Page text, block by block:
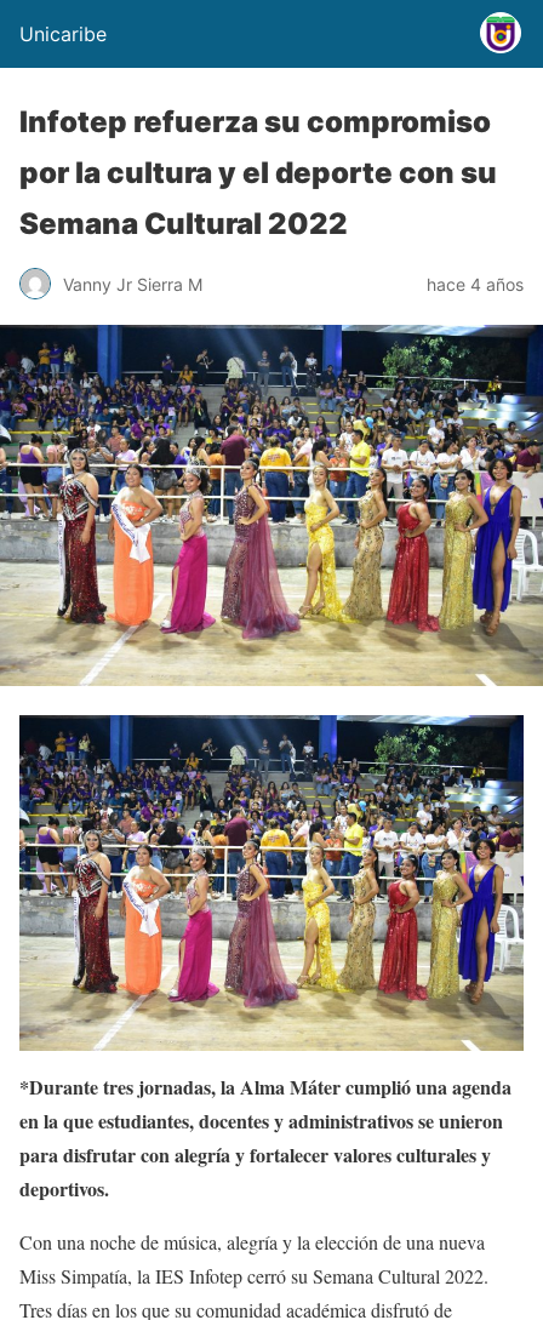
Unicaribe
Infotep refuerza su compromiso
por la cultura y el deporte con su
Semana Cultural 2022
Vanny Jr Sierra M hace 4 años
*Durante tres jornadas, la Alma Máter cumplió una agenda
en la que estudiantes, docentes y administrativos se unieron
para disfrutar con alegría y fortalecer valores culturales y
deportivos.
Con una noche de música, alegría y la elección de una nueva
Miss Simpatía, la IES Infotep cerró su Semana Cultural 2022.
Tres días en los que su comunidad académica disfrutó de